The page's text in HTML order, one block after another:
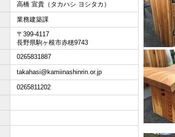
高橋 宣貴（タカハシ ヨシタカ）
業務建築課
〒399-4117
長野県駒ヶ根市赤穂9743
0265831887
takahasi@kamiinashinrin.or.jp
0265811202